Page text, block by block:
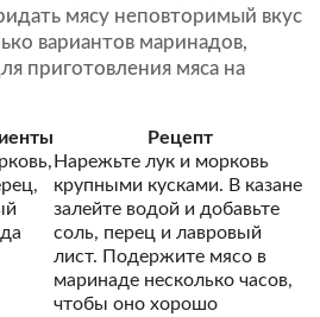
мясу неповторимый вкус
вариантов маринадов,
приготовления мяса на
Рецепт
Нарежьте лук и морковь
крупными кусками. В казане
залейте водой и добавьте
соль, перец и лавровый
лист. Подержите мясо в
маринаде несколько часов,
чтобы оно хорошо